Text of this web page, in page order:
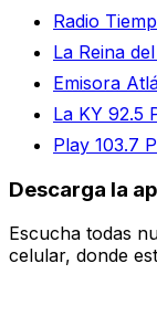
Radio
La Reina
Emisora
La KY 92.5
Play 103.7
Descarga la
Escucha todas
celular, donde